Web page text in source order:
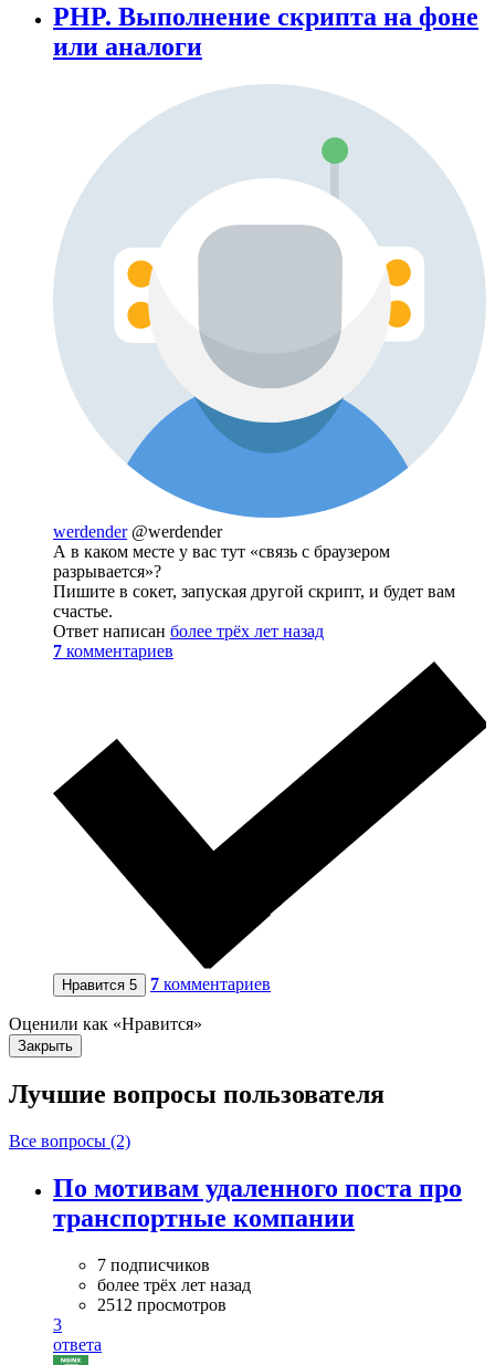
PHP. Выполнение скрипта на фоне
или аналоги
werdender @werdender
А в каком месте у вас тут «связь с браузером
разрывается»?
Пишите в сокет, запуская другой скрипт, и будет вам
счастье.
Ответ написан более трёх лет назад
7 комментариев
Нравится 5 7 комментариев
Оценили как «Нравится»
Закрыть
Лучшие вопросы пользователя
Все вопросы (2)
По мотивам удаленного поста про
транспортные компании
7 подписчиков
более трёх лет назад
2512 просмотров
3
ответа